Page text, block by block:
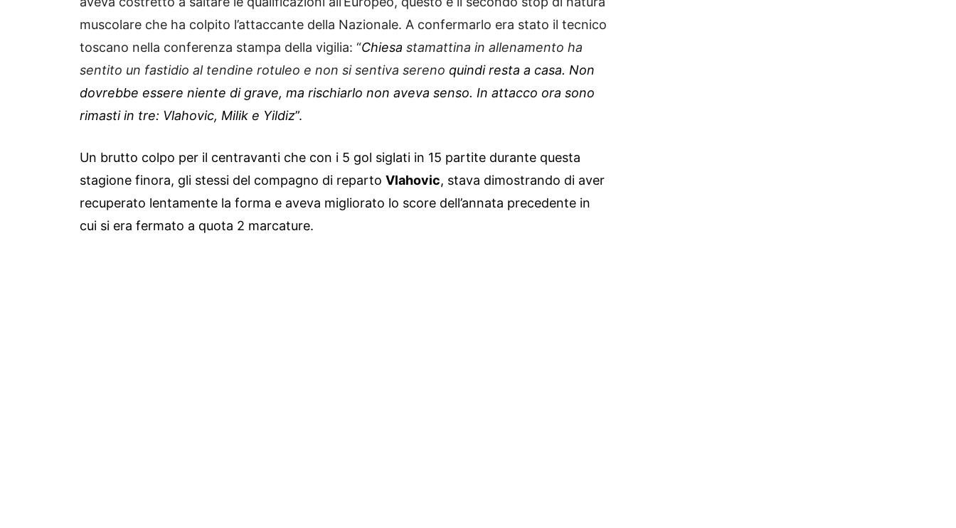
muscolare che ha colpito l’attaccante della Nazionale. A confermarlo era stato il tecnico
toscano nella conferenza stampa della vigilia: “Chiesa stamattina in allenamento ha
sentito un fastidio al tendine rotuleo e non si sentiva sereno quindi resta a casa. Non
dovrebbe essere niente di grave, ma rischiarlo non aveva senso. In attacco ora sono
rimasti in tre: Vlahovic, Milik e Yildiz”.
Un brutto colpo per il centravanti che con i 5 gol siglati in 15 partite durante questa
stagione finora, gli stessi del compagno di reparto Vlahovic, stava dimostrando di aver
recuperato lentamente la forma e aveva migliorato lo score dell’annata precedente in
cui si era fermato a quota 2 marcature.